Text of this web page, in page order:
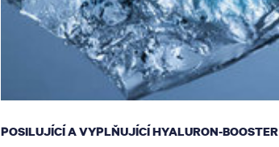
POSILUJÍCÍ A VYPLŇUJÍCÍ HYALURON-BOOSTER